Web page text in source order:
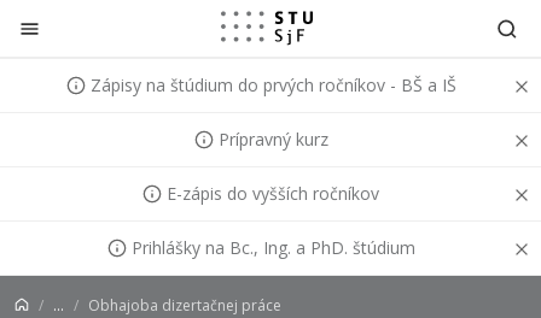
Prejsť na obsah
Zápisy na štúdium do prvých ročníkov - BŠ a IŠ
Prípravný kurz
E-zápis do vyšších ročníkov
Prihlášky na Bc., Ing. a PhD. štúdium
... Obhajoba dizertačnej práce